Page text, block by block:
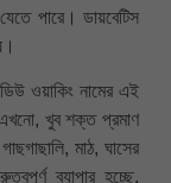
পারে। ডায়বেটিস
ওয়াকিং নামের এই
খুব শক্ত প্রমাণ
মাঠ, ঘাসের
ব্যাপার হচ্ছে,